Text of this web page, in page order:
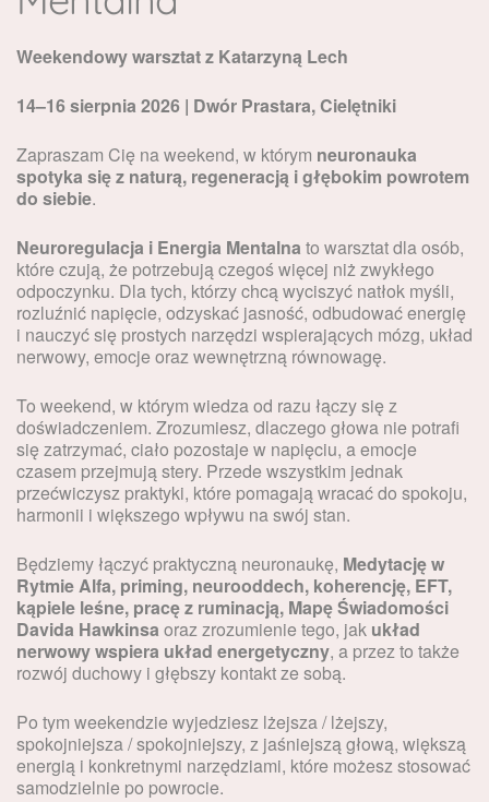
Weekendowy warsztat z Katarzyną Lech
14–16 sierpnia 2026 | Dwór Prastara, Cielętniki
Zapraszam Cię na weekend, w którym neuronauka
spotyka się z naturą, regeneracją i głębokim powrotem
do siebie.
Neuroregulacja i Energia Mentalna to warsztat dla osób,
które czują, że potrzebują czegoś więcej niż zwykłego
odpoczynku. Dla tych, którzy chcą wyciszyć natłok myśli,
rozluźnić napięcie, odzyskać jasność, odbudować energię
i nauczyć się prostych narzędzi wspierających mózg, układ
nerwowy, emocje oraz wewnętrzną równowagę.
To weekend, w którym wiedza od razu łączy się z
doświadczeniem. Zrozumiesz, dlaczego głowa nie potrafi
się zatrzymać, ciało pozostaje w napięciu, a emocje
czasem przejmują stery. Przede wszystkim jednak
przećwiczysz praktyki, które pomagają wracać do spokoju,
harmonii i większego wpływu na swój stan.
Będziemy łączyć praktyczną neuronaukę, Medytację w
Rytmie Alfa, priming, neurooddech, koherencję, EFT,
kąpiele leśne, pracę z ruminacją, Mapę Świadomości
Davida Hawkinsa oraz zrozumienie tego, jak układ
nerwowy wspiera układ energetyczny, a przez to także
rozwój duchowy i głębszy kontakt ze sobą.
Po tym weekendzie wyjedziesz lżejsza / lżejszy,
spokojniejsza / spokojniejszy, z jaśniejszą głową, większą
energią i konkretnymi narzędziami, które możesz stosować
samodzielnie po powrocie.